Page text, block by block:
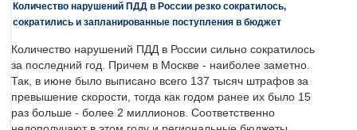
Количество нарушений ПДД в России резко сократилось,
сократились и запланированные поступления в бюджет
Количество нарушений ПДД в России сильно сократилось
за последний год. Причем в Москве - наиболее заметно.
Так, в июне было выписано всего 137 тысяч штрафов за
превышение скорости, тогда как годом ранее их было 15
раз больше - более 2 миллионов. Соответственно